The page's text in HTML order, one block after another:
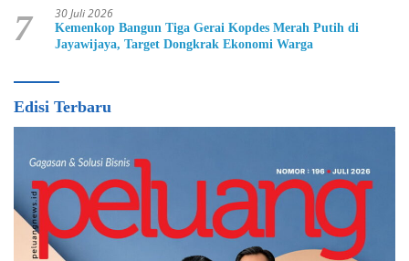
7 30 Juli 2026
Kemenkop Bangun Tiga Gerai Kopdes Merah Putih di
Jayawijaya, Target Dongkrak Ekonomi Warga
Edisi Terbaru